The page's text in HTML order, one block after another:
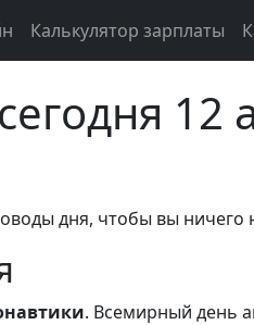
Калькулятор зарплаты
12
дня, чтобы вы ничего
. Всемирный день